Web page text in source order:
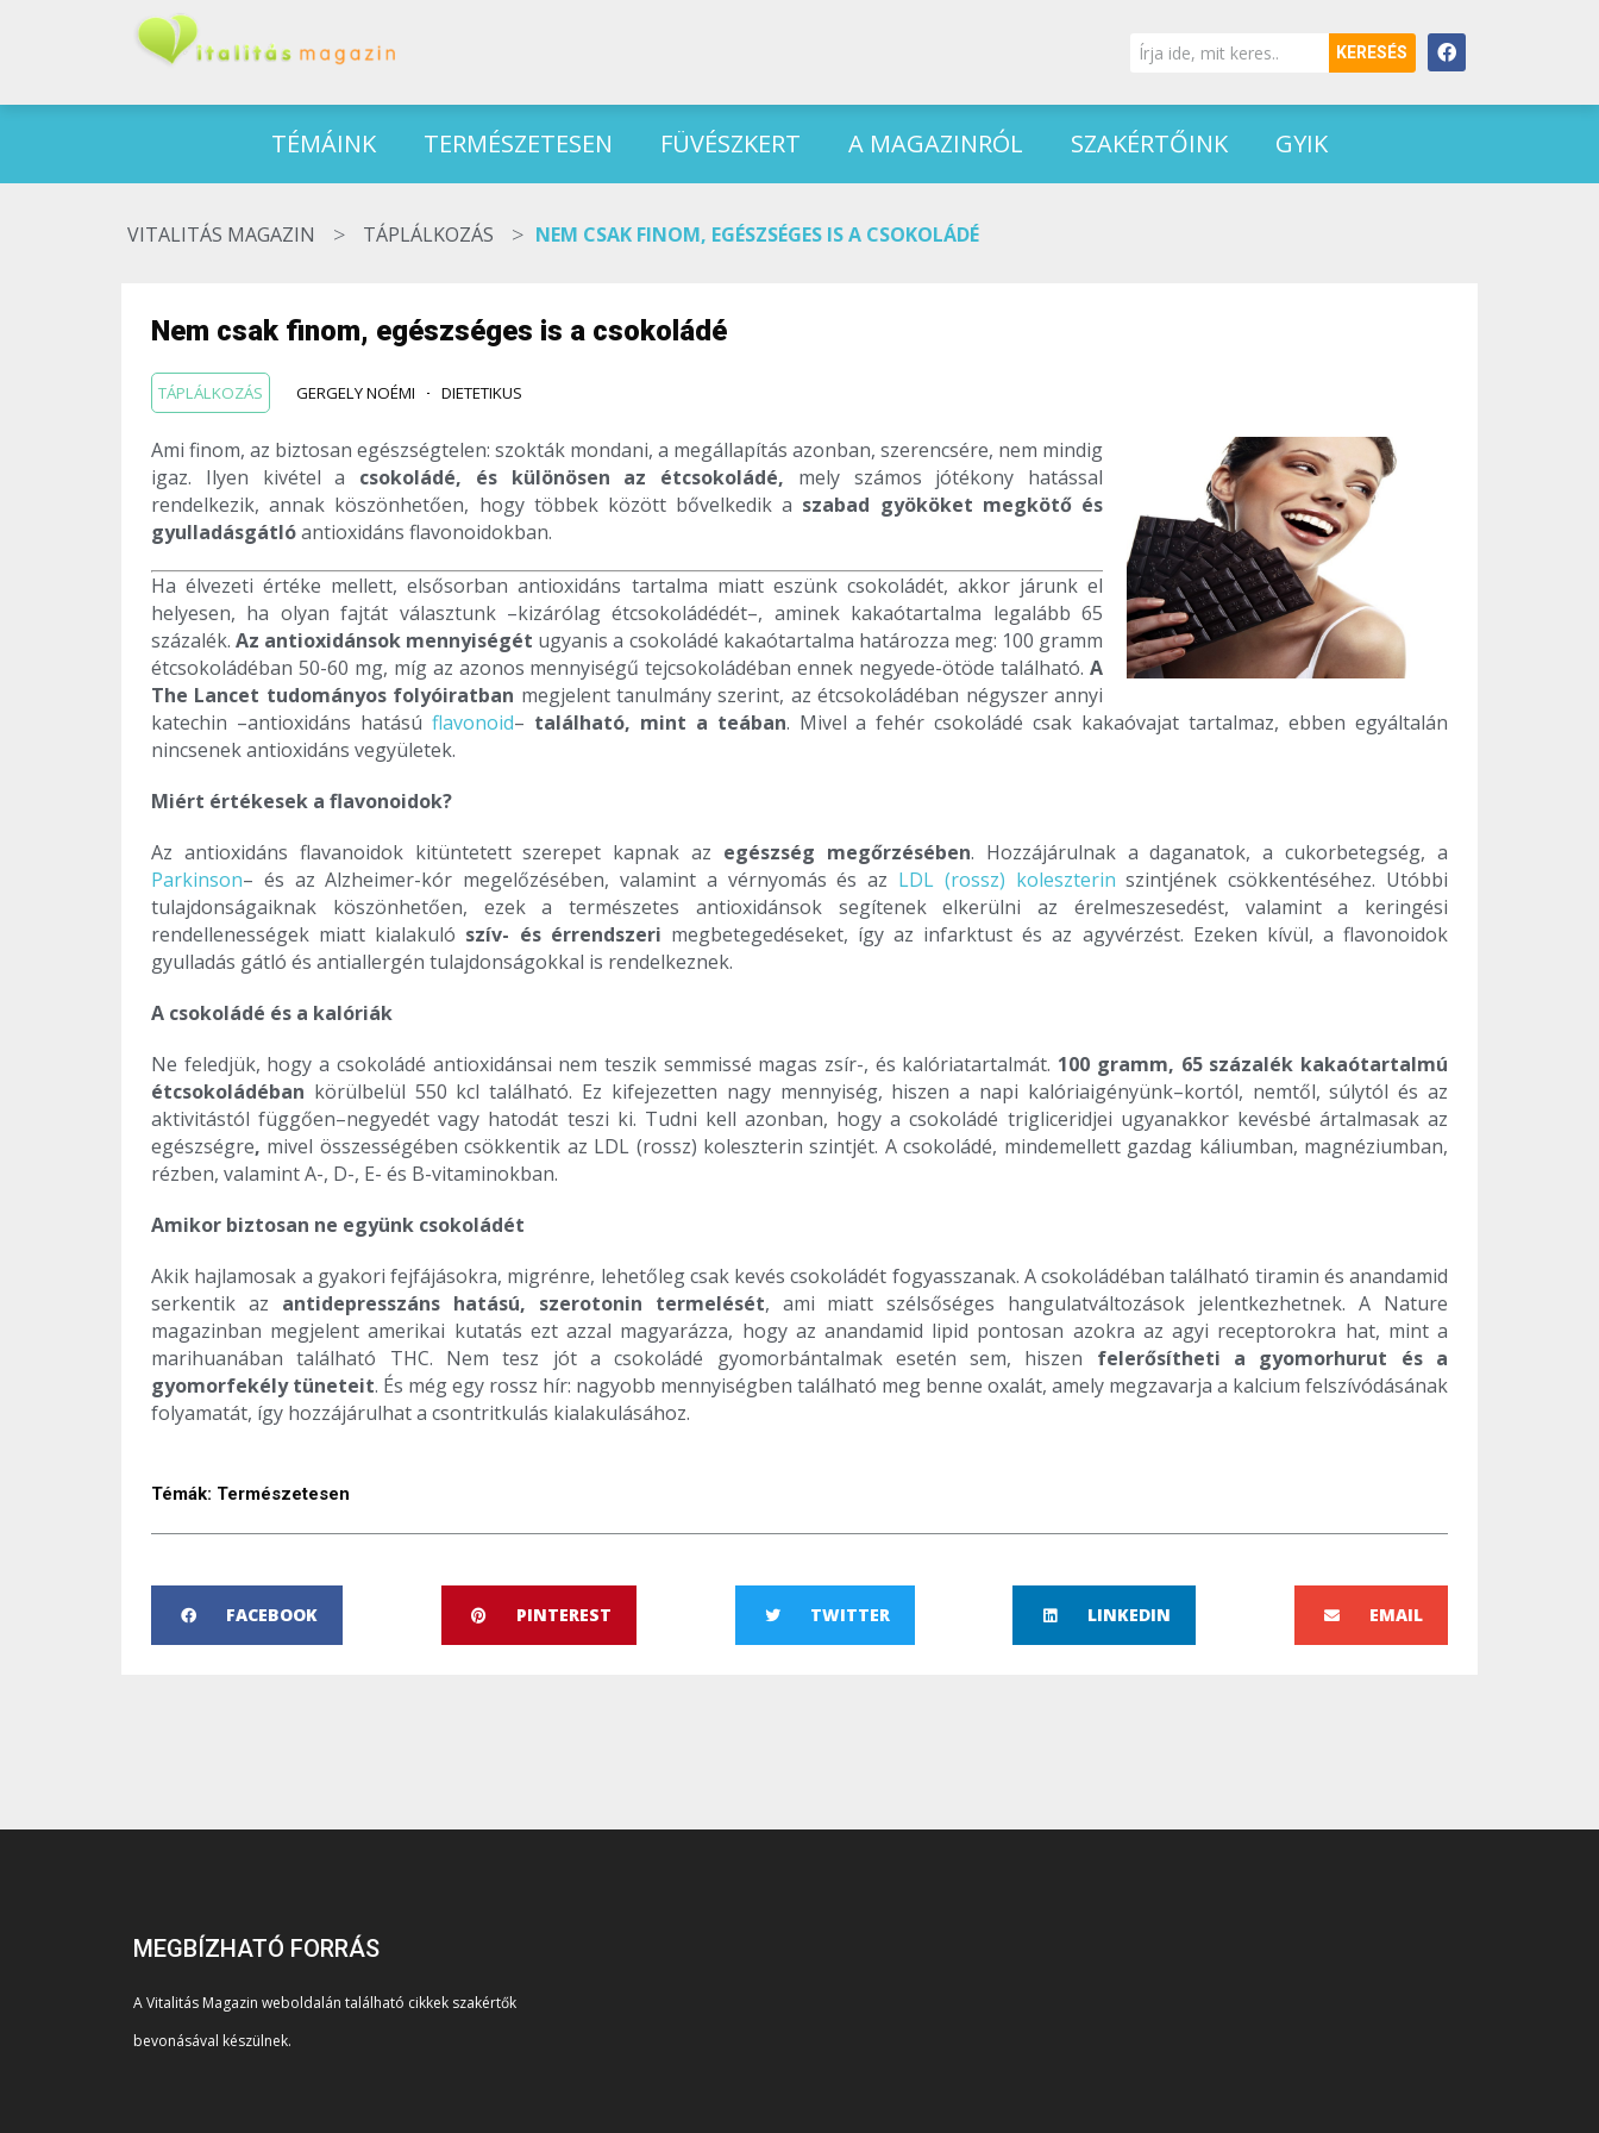
KERESÉS
TÉMÁINK TERMÉSZETESEN FÜVÉSZKERT A MAGAZINRÓL SZAKÉRTŐINK GYIK
VITALITÁS MAGAZIN > TÁPLÁLKOZÁS > NEM CSAK FINOM, EGÉSZSÉGES IS A CSOKOLÁDÉ
Nem csak finom, egészséges is a csokoládé
TÁPLÁLKOZÁS GERGELY NOÉMI DIETETIKUS
Ami finom, az biztosan egészségtelen: szokták mondani, a megállapítás azonban, szerencsére, nem mindig
igaz. Ilyen kivétel a csokoládé, és különösen az étcsokoládé, mely számos jótékony hatással
rendelkezik, annak köszönhetően, hogy többek között bővelkedik a szabad gyököket megkötő és
gyulladásgátlóantioxidáns flavonoidokban.
Ha élvezeti értéke mellett, elsősorban antioxidáns tartalma miatt eszünk csokoládét, akkor járunk el
helyesen, ha olyan fajtát választunk –kizárólag étcsokoládédét–, aminek kakaótartalma legalább 65
százalék.Az antioxidánsok mennyiségét ugyanis a csokoládé kakaótartalma határozza meg: 100 gramm
étcsokoládéban 50-60 mg, míg az azonos mennyiségű tejcsokoládéban ennek negyede-ötöde található. A
The Lancet tudományos folyóiratban megjelent tanulmány szerint, az étcsokoládéban négyszer annyi
katechin –antioxidáns hatású flavonoid– található, mint a teában. Mivel a fehér csokoládé csak kakaóvajat tartalmaz, ebben egyáltalán
nincsenek antioxidáns vegyületek.
Miért értékesek a flavonoidok?
Az antioxidáns flavanoidok kitüntetett szerepet kapnak az egészség megőrzésében. Hozzájárulnak a daganatok, a cukorbetegség, a
Parkinson– és az Alzheimer-kór megelőzésében, valamint a vérnyomás és az LDL (rossz) koleszterin szintjének csökkentéséhez. Utóbbi
tulajdonságaiknak köszönhetően, ezek a természetes antioxidánsok segítenek elkerülni az érelmeszesedést, valamint a keringési
rendellenességek miatt kialakuló szív- és érrendszeri megbetegedéseket, így az infarktust és az agyvérzést. Ezeken kívül, a flavonoidok
gyulladás gátló és antiallergén tulajdonságokkal is rendelkeznek.
A csokoládé és a kalóriák
Ne feledjük, hogy a csokoládé antioxidánsai nem teszik semmissé magas zsír-, és kalóriatartalmát. 100 gramm, 65 százalék kakaótartalmú
étcsokoládéban körülbelül 550 kcl található. Ez kifejezetten nagy mennyiség, hiszen a napi kalóriaigényünk–kortól, nemtől, súlytól és az
aktivitástól függően–negyedét vagy hatodát teszi ki. Tudni kell azonban, hogy a csokoládé trigliceridjei ugyanakkor kevésbé ártalmasak az
egészségre, mivel összességében csökkentik az LDL (rossz) koleszterin szintjét. A csokoládé, mindemellett gazdag káliumban, magnéziumban,
rézben, valamint A-, D-, E- és B-vitaminokban.
Amikor biztosan ne együnk csokoládét
Akik hajlamosak a gyakori fejfájásokra, migrénre, lehetőleg csak kevés csokoládét fogyasszanak. A csokoládéban található tiramin és anandamid
serkentik az antidepresszáns hatású, szerotonin termelését, ami miatt szélsőséges hangulatváltozások jelentkezhetnek. A Nature
magazinban megjelent amerikai kutatás ezt azzal magyarázza, hogy az anandamid lipid pontosan azokra az agyi receptorokra hat, mint a
marihuanában található THC. Nem tesz jót a csokoládé gyomorbántalmak esetén sem, hiszen felerősítheti a gyomorhurut és a
gyomorfekély tüneteit. És még egy rossz hír: nagyobb mennyiségben található meg benne oxalát, amely megzavarja a kalcium felszívódásának
folyamatát, így hozzájárulhat a csontritkulás kialakulásához.
Témák: Természetesen
FACEBOOK PINTEREST TWITTER LINKEDIN EMAIL
MEGBÍZHATÓ FORRÁS
A Vitalitás Magazin weboldalán található cikkek szakértők
bevonásával készülnek.